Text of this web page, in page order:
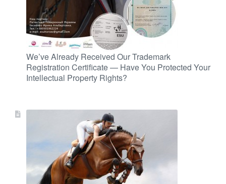
We’ve Already Received Our Trademark
Registration Certificate — Have You Protected Your
Intellectual Property Rights?